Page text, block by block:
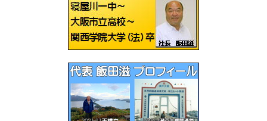
シ
ョ
ン